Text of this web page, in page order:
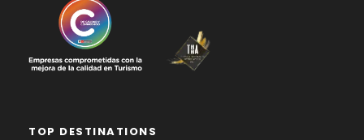
TOP DESTINATIONS